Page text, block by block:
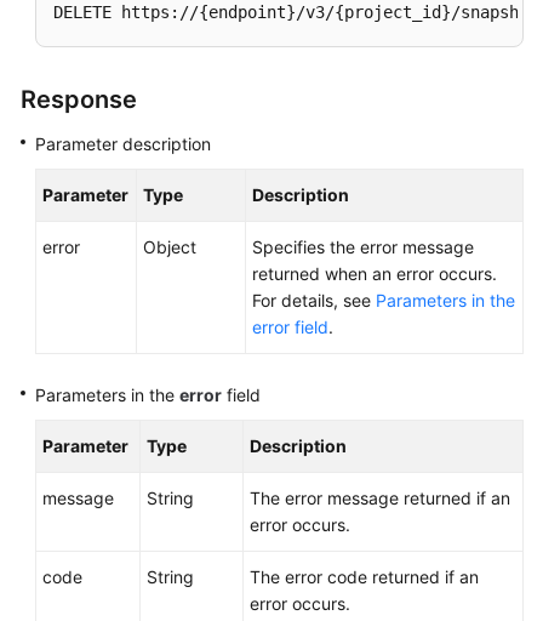
Service
Papers
Endpoints
Permissions
DELETE https://{endpoint}/v3/{project_id}/
Response
Parameter description
Parameter Type Description
error Object
Specifies the error message
returned when an error occurs.
For details, see Parameters in the
error field.
Parameters in the error field
Parameter Type Description
message String
The error message returned if an
error occurs.
code String
The error code returned if an
error occurs.